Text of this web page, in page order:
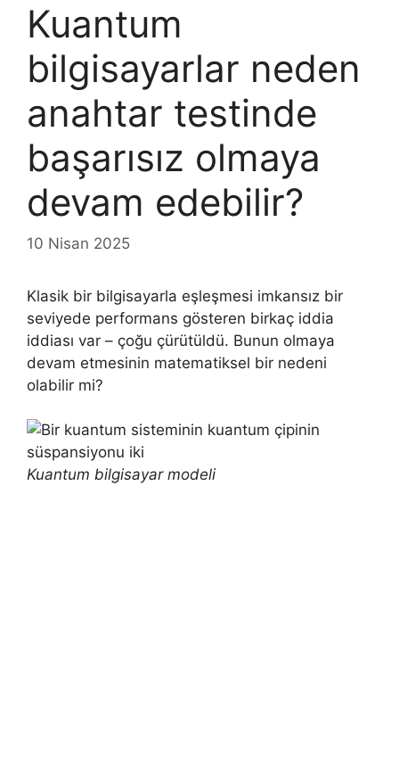
Kuantum
bilgisayarlar neden
anahtar testinde
başarısız olmaya
devam edebilir?
10 Nisan 2025
Klasik bir bilgisayarla eşleşmesi imkansız bir
seviyede performans gösteren birkaç iddia
iddiası var – çoğu çürütüldü. Bunun olmaya
devam etmesinin matematiksel bir nedeni
olabilir mi?
Kuantum bilgisayar modeli